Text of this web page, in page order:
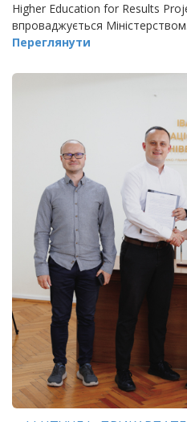
Higher Education for Results
впроваджується
Переглянути